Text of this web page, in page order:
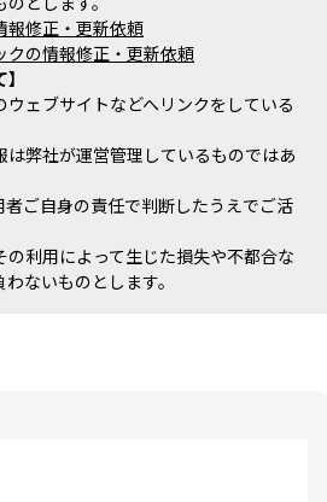
報修正・更新依頼
クの情報修正・更新依頼
ウェブサイトなどへリンクをしている
は弊社が運営管理しているものではあ
者ご自身の責任で判断したうえでご活
利用によって生じた損失や不都合な
ないものとします。